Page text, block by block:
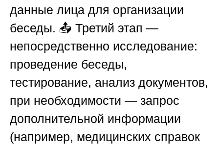
данные лица для организации
беседы. 📤 Третий этап —
непосредственно исследование:
проведение беседы,
тестирование, анализ документов,
при необходимости — запрос
дополнительной информации
(например, медицинских справок